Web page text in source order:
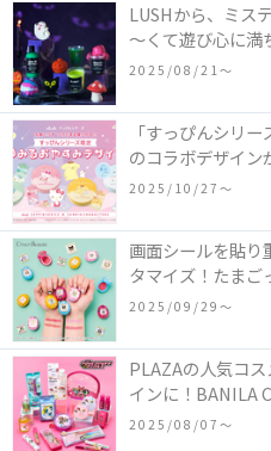
LUSHから、ミス
～くて遊び心に満
発売！頭と胴体に
せてキャラクタ
マッシュアップ
2025/08/21〜
「すっぴんシリ
のコラボデザイン
キティ、ポムポム
2025/10/27〜
画面シールを貼り
タマイズ！たまご
ム!!リップ＆チーク
2025/09/29〜
PLAZAの人気コ
インに！BANILA
に、＆honeyや
2025/08/07〜